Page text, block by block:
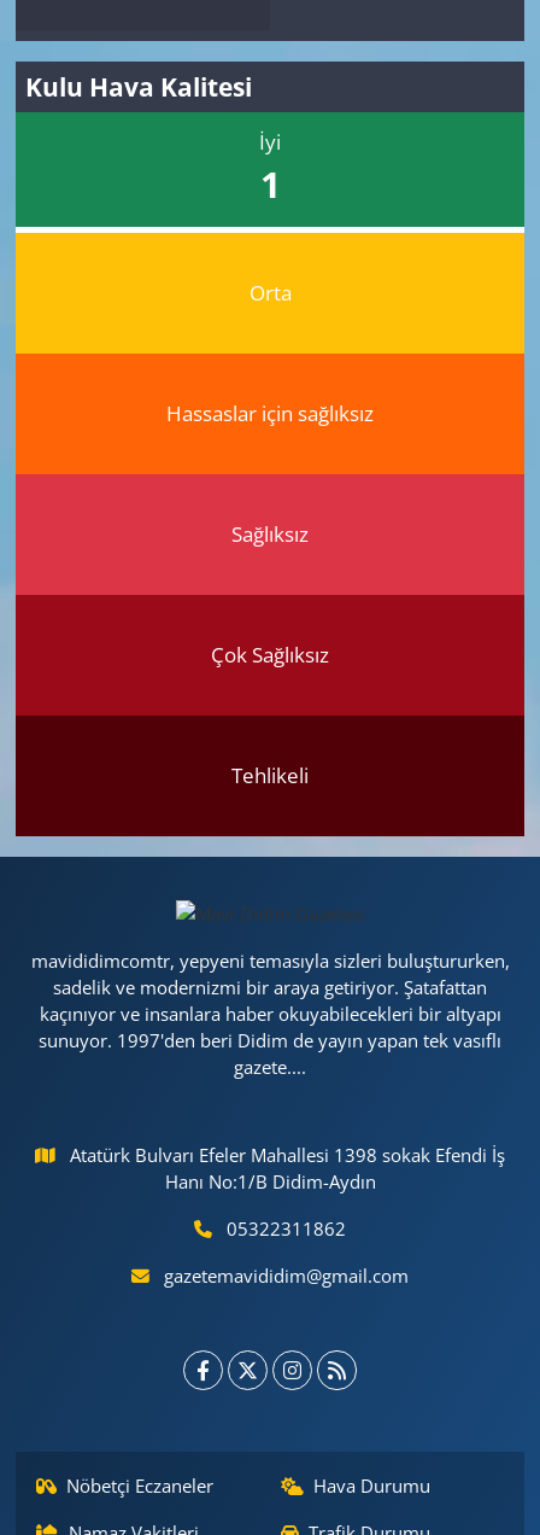
Kulu Hava Kalitesi
İyi
1
Orta
Hassaslar için sağlıksız
Sağlıksız
Çok Sağlıksız
Tehlikeli
mavididimcomtr, yepyeni temasıyla sizleri buluştururken,
sadelik ve modernizmi bir araya getiriyor. Şatafattan
kaçınıyor ve insanlara haber okuyabilecekleri bir altyapı
sunuyor. 1997'den beri Didim de yayın yapan tek vasıflı
gazete....
Atatürk Bulvarı Efeler Mahallesi 1398 sokak Efendi İş
Hanı No:1/B Didim-Aydın
05322311862
gazetemavididim@gmail.com
Nöbetçi Eczaneler
Hava Durumu